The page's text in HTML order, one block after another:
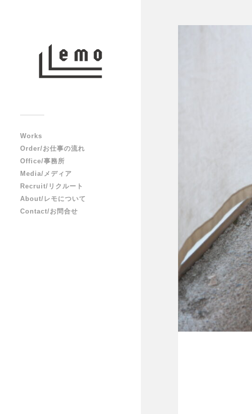
Works
Order/お仕事の流れ
Office/事務所
Media/メディア
Recruit/リクルート
About/レモについて
Contact/お問合せ